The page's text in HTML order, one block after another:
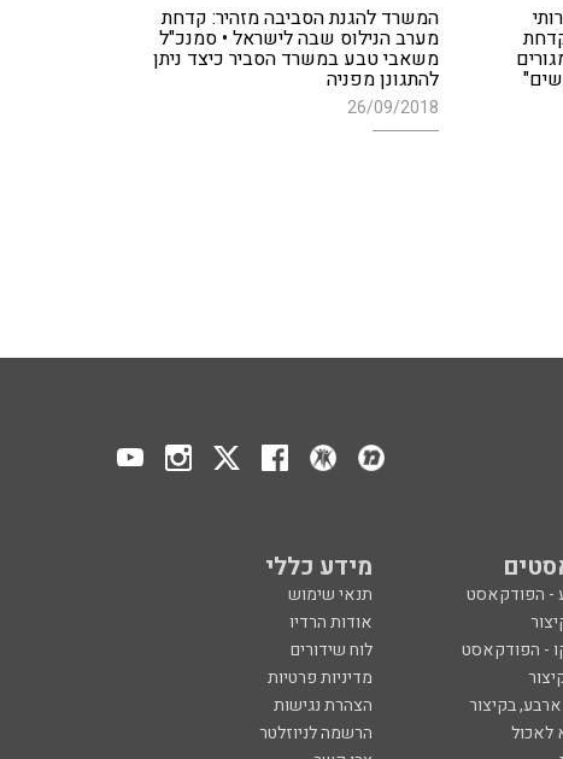
המשרד להגנת הסביבה מזהיר: קדחת
מערב הנילוס שבה לישראל • סמנכ"ל
משאבי טבע במשרד הסביר כיצד ניתן
להתגונן מפניה
26/09/2018
מידע כללי
- הפודקאסט
תנאי שימוש
אודות הרדיו
- הפודקאסט
לוח שידורים
מדיניות פרטיות
בקיצור
הצהרת נגישות
לאכול
הרשמה לניוזלטר